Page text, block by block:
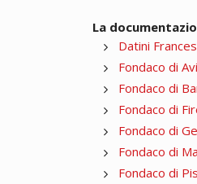
La
Datini
Fondaco di
Fondaco di
Fondaco di
Fondaco di
Fondaco di
Fondaco di